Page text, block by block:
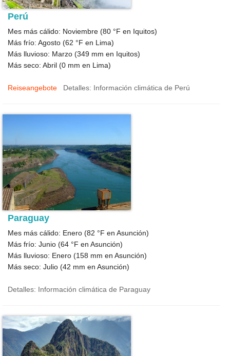
Perú
Mes más cálido: Noviembre (80 °F en Iquitos)
Más frío: Agosto (62 °F en Lima)
Más lluvioso: Marzo (349 mm en Iquitos)
Más seco: Abril (0 mm en Lima)
Reiseangebote Detalles: Información climática de Perú
Paraguay
Mes más cálido: Enero (82 °F en Asunción)
Más frío: Junio (64 °F en Asunción)
Más lluvioso: Enero (158 mm en Asunción)
Más seco: Julio (42 mm en Asunción)
Detalles: Información climática de Paraguay